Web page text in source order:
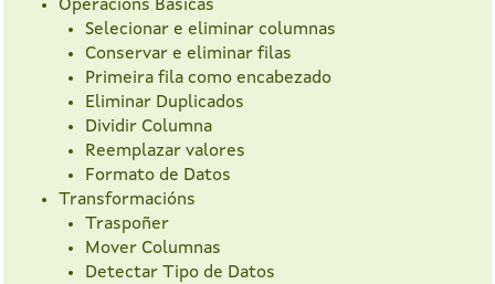
Operacións Básicas
Selecionar e eliminar columnas
Conservar e eliminar filas
Primeira fila como encabezado
Eliminar Duplicados
Dividir Columna
Reemplazar valores
Formato de Datos
Transformacións
Traspoñer
Mover Columnas
Detectar Tipo de Datos